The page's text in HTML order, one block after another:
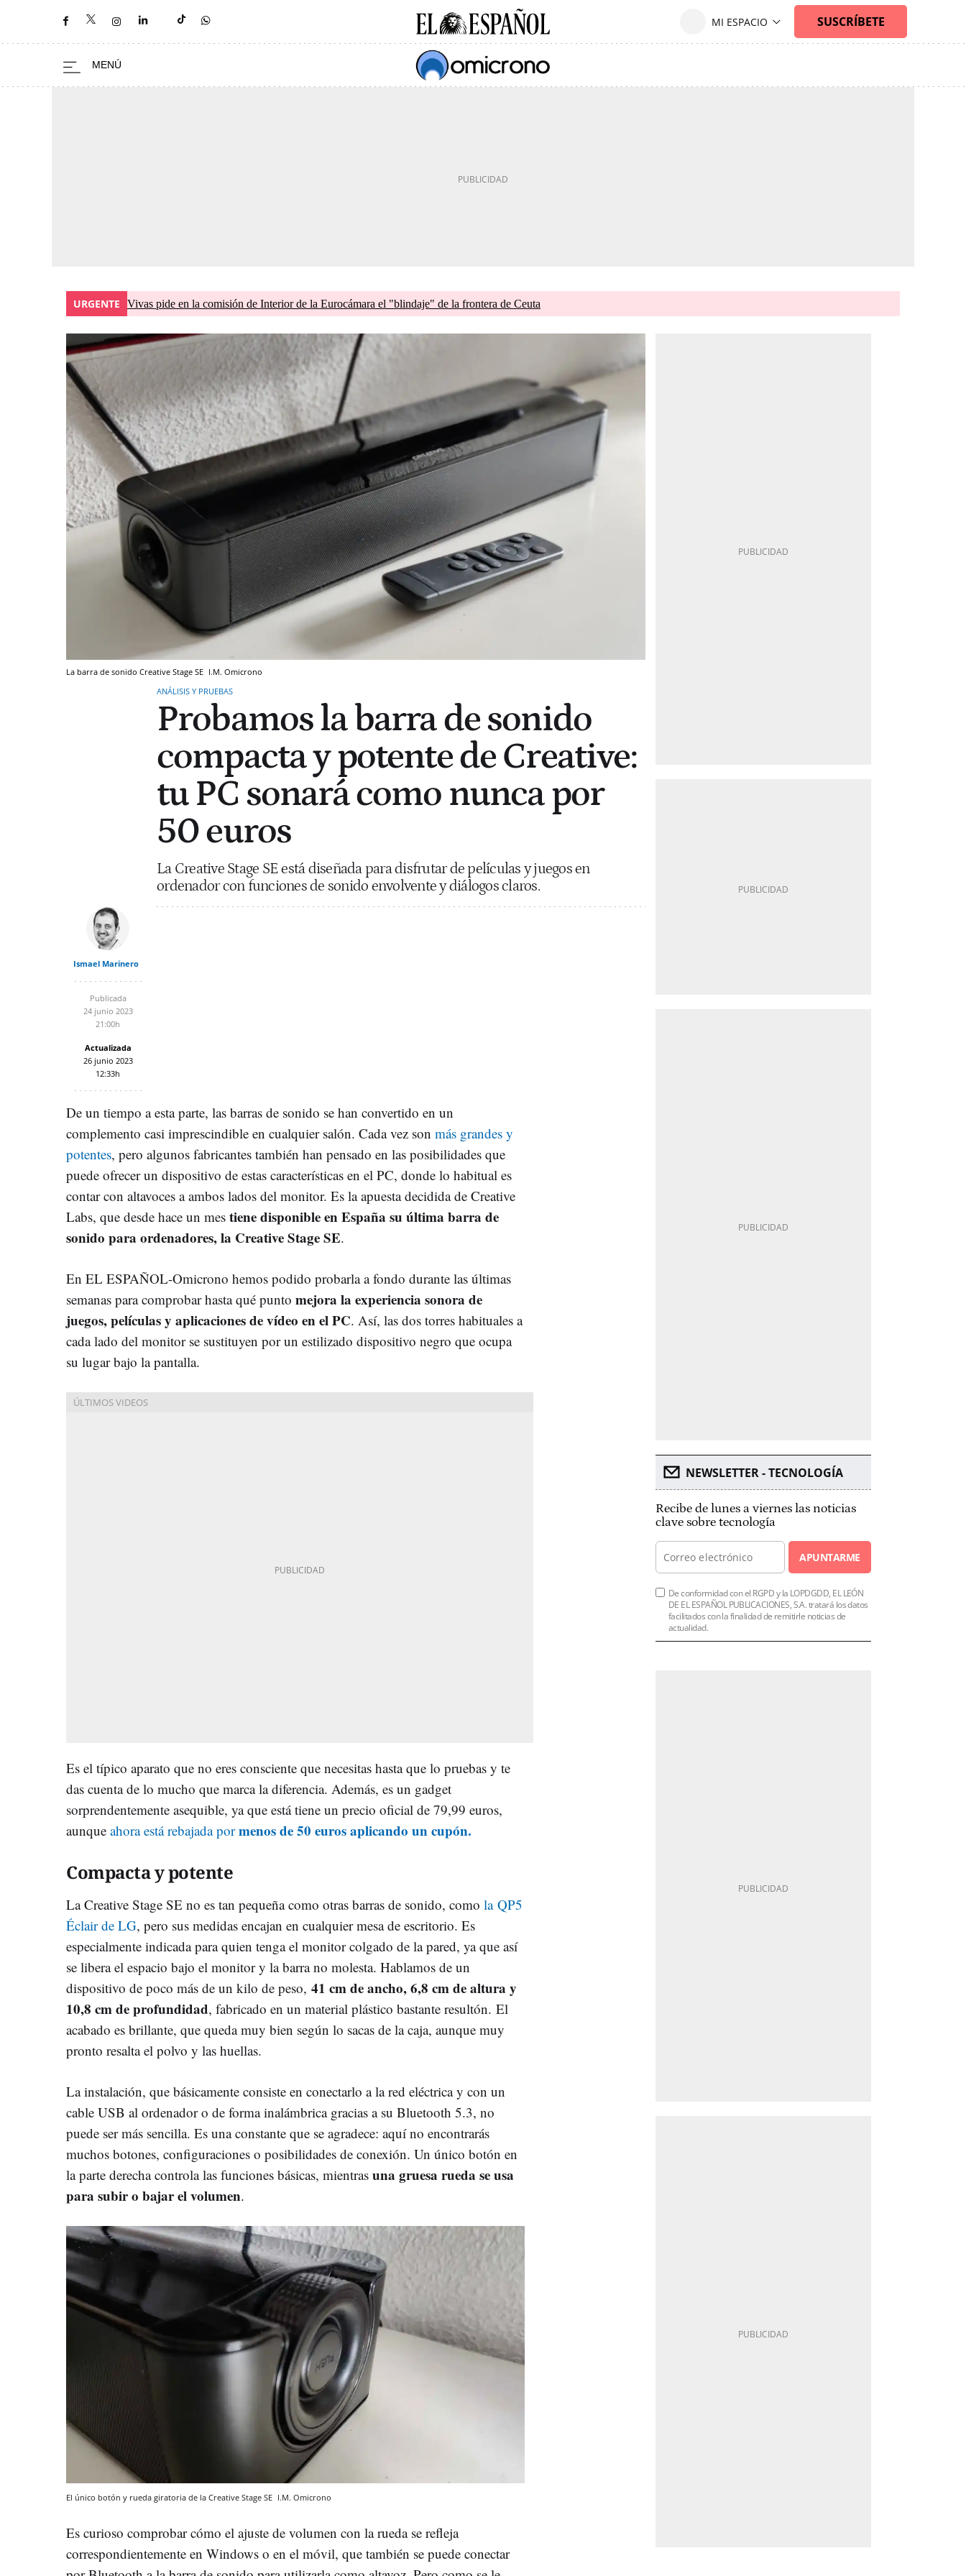
URGENTE Vivas pide en la comisión de Interior de la Eurocámara el "blindaje" de la frontera de Ceuta
La barra de sonido Creative Stage SE I.M. Omicrono
ANÁLISIS Y PRUEBAS
Probamos la barra de sonido
compacta y potente de Creative:
tu PC sonará como nunca por
50 euros
La Creative Stage SE está diseñada para disfrutar de películas y juegos en
ordenador con funciones de sonido envolvente y diálogos claros.
Ismael Marinero
Publicada
24 junio 2023
21:00h
Actualizada
26 junio 2023
12:33h
De un tiempo a esta parte, las barras de sonido se han convertido en un
complemento casi imprescindible en cualquier salón. Cada vez son más grandes y
potentes, pero algunos fabricantes también han pensado en las posibilidades que
puede ofrecer un dispositivo de estas características en el PC, donde lo habitual es
contar con altavoces a ambos lados del monitor. Es la apuesta decidida de Creative
Labs, que desde hace un mes tiene disponible en España su última barra de
sonido para ordenadores, la Creative Stage SE.
En EL ESPAÑOL-Omicrono hemos podido probarla a fondo durante las últimas
semanas para comprobar hasta qué punto mejora la experiencia sonora de
juegos, películas y aplicaciones de vídeo en el PC. Así, las dos torres habituales a
cada lado del monitor se sustituyen por un estilizado dispositivo negro que ocupa
su lugar bajo la pantalla.
Es el típico aparato que no eres consciente que necesitas hasta que lo pruebas y te
das cuenta de lo mucho que marca la diferencia. Además, es un gadget
sorprendentemente asequible, ya que está tiene un precio oficial de 79,99 euros,
aunque ahora está rebajada pormenos de 50 euros aplicando un cupón.
Compacta y potente
La Creative Stage SE no es tan pequeña como otras barras de sonido, como la QP5
Éclair de LG, pero sus medidas encajan en cualquier mesa de escritorio. Es
especialmente indicada para quien tenga el monitor colgado de la pared, ya que así
se libera el espacio bajo el monitor y la barra no molesta. Hablamos de un
dispositivo de poco más de un kilo de peso, 41 cm de ancho, 6,8 cm de altura y
10,8 cm de profundidad, fabricado en un material plástico bastante resultón. El
acabado es brillante, que queda muy bien según lo sacas de la caja, aunque muy
pronto resalta el polvo y las huellas.
La instalación, que básicamente consiste en conectarlo a la red eléctrica y con un
cable USB al ordenador o de forma inalámbrica gracias a su Bluetooth 5.3, no
puede ser más sencilla. Es una constante que se agradece: aquí no encontrarás
muchos botones, configuraciones o posibilidades de conexión. Un único botón en
la parte derecha controla las funciones básicas, mientras una gruesa rueda se usa
para subir o bajar el volumen.
El único botón y rueda giratoria de la Creative Stage SE I.M. Omicrono
Es curioso comprobar cómo el ajuste de volumen con la rueda se refleja
correspondientemente en Windows o en el móvil, que también se puede conectar
NEWSLETTER - TECNOLOGÍA
Recibe de lunes a viernes las noticias
clave sobre tecnología
APUNTARME
De conformidad con el RGPD y la LOPDGDD, EL LEÓN
DE EL ESPAÑOL PUBLICACIONES, S.A. tratará los datos
facilitados con la finalidad de remitirle noticias de
actualidad.